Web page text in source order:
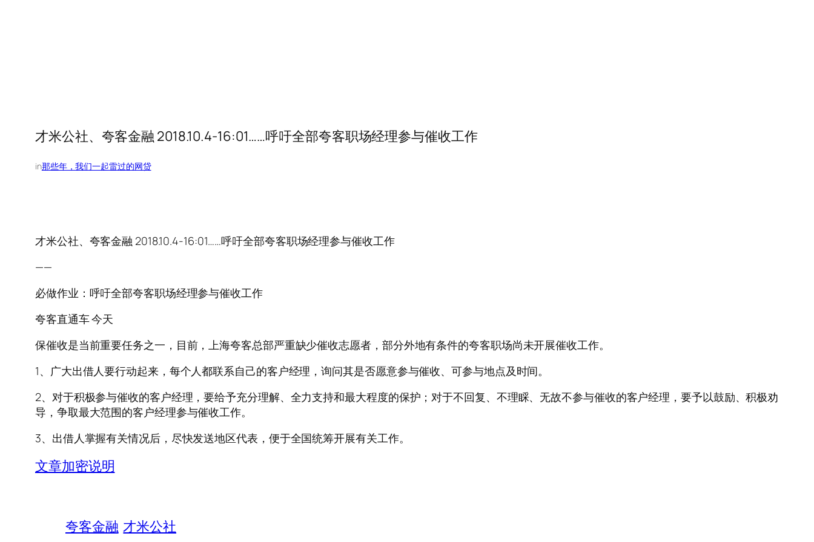
才米公社、夸客金融 2018.10.4-16:01……呼吁全部夸客职场经理参与催收工作
in那些年，我们一起雷过的网贷
才米公社、夸客金融 2018.10.4-16:01……呼吁全部夸客职场经理参与催收工作
——
必做作业：呼吁全部夸客职场经理参与催收工作
夸客直通车 今天
保催收是当前重要任务之一，目前，上海夸客总部严重缺少催收志愿者，部分外地有条件的夸客职场尚未开展催收工作。
1、广大出借人要行动起来，每个人都联系自己的客户经理，询问其是否愿意参与催收、可参与地点及时间。
2、对于积极参与催收的客户经理，要给予充分理解、全力支持和最大程度的保护；对于不回复、不理睬、无故不参与催收的客户经理，要予以鼓励、积极劝
导，争取最大范围的客户经理参与催收工作。
3、出借人掌握有关情况后，尽快发送地区代表，便于全国统筹开展有关工作。
文章加密说明
夸客金融 才米公社